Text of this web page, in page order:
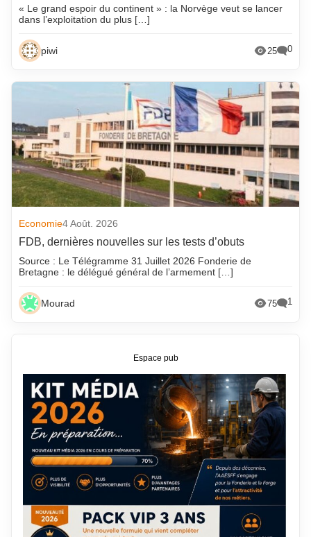
« Le grand espoir du continent » : la Norvège veut se lancer
dans l’exploitation du plus […]
piwi 25 0
Economie4 Août. 2026
FDB, dernières nouvelles sur les tests d’obuts
Source : Le Télégramme 31 Juillet 2026 Fonderie de
Bretagne : le délégué général de l’armement […]
Mourad 75 1
Espace pub